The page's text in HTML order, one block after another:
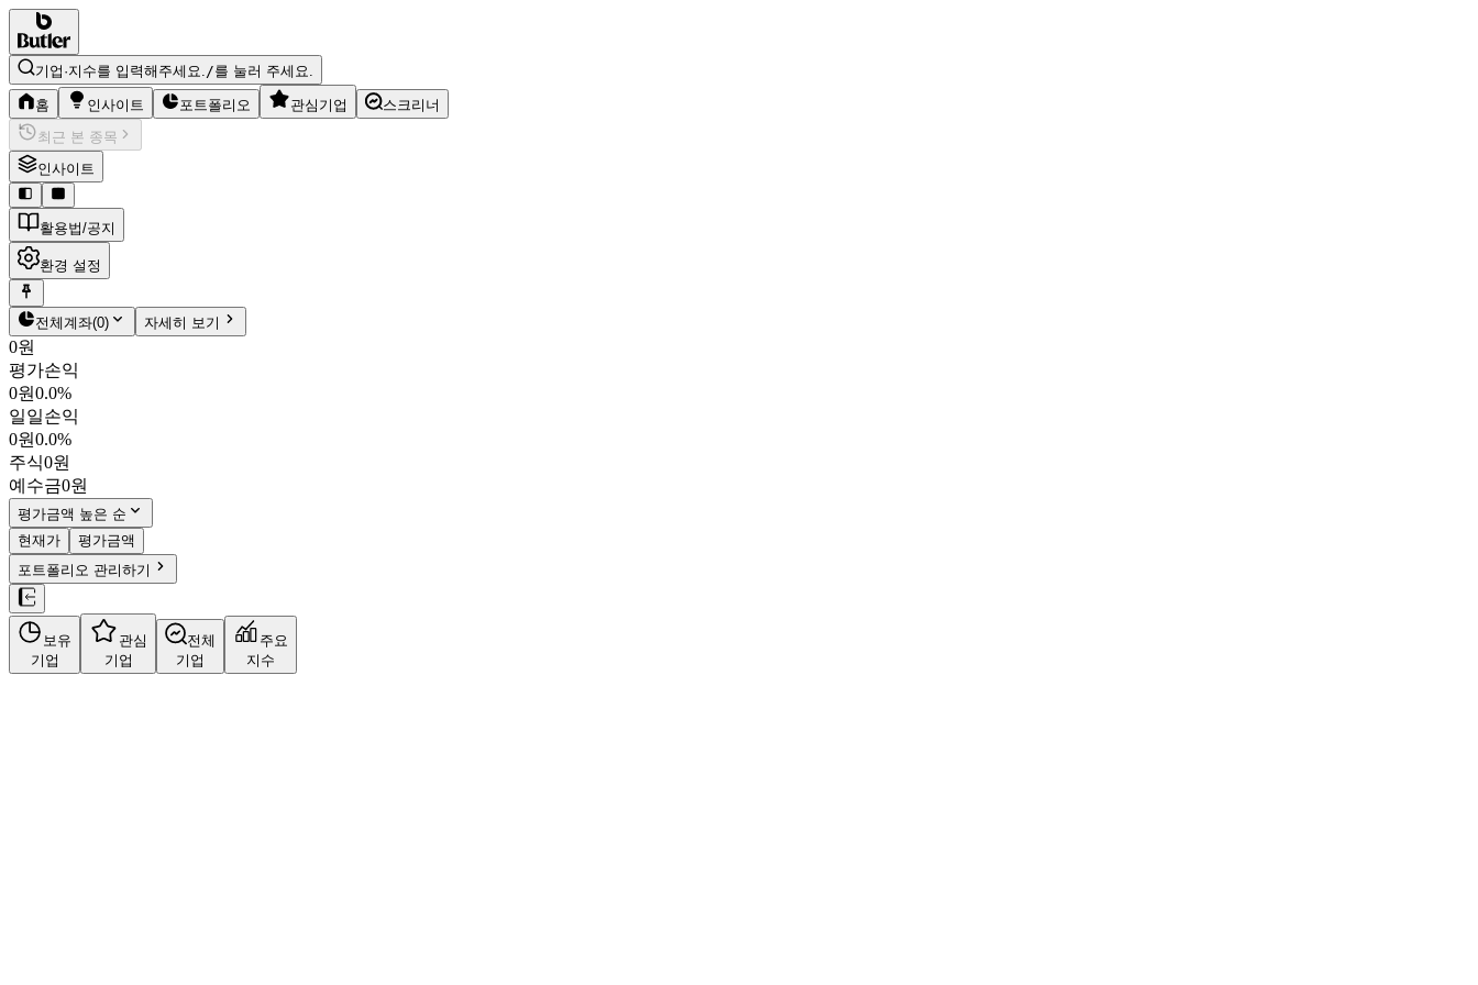
기업·지수를 입력해주세요./를 눌러 주세요.
홈 인사이트 포트폴리오 관심기업
스크리너
최근 본 종목
인사이트
활용법/공지
환경 설정
전체계좌(0) 자세히 보기
0원
평가손익
0원0.0%
일일손익
0원0.0%
주식0원
예수금0원
평가금액 높은 순
현재가
평가금액
포트폴리오 관리하기
보유
기업
관심
기업
전체
기업
주요
지수